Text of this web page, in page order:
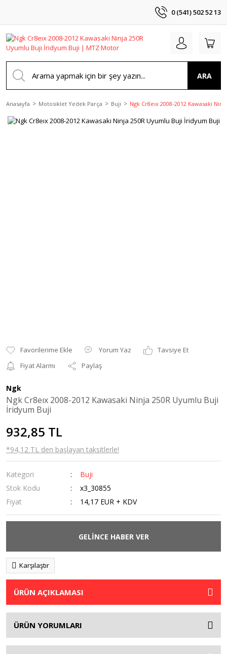
0 (541) 502 52 13
ARA
Anasayfa Motosiklet Yedek Parça Buji Ngk Cr8eıx 2008-2012 Kawasaki
Yorum Yaz
Tavsiye Et
Fiyat Alarmı
Paylaş
Ngk
Ngk Cr8eıx 2008-2012 Kawasaki Ninja 250R Uyumlu Buji
İridyum Buji
932,85 TL
*94,12 TL den başlayan taksitlerle!
Kategori
Buji
Stok Kodu
x3_30855
Fiyat
14,17 EUR + KDV
GELİNCE HABER VER
Karşılaştır
ÜRÜN AÇIKLAMASI
ÜRÜN YORUMLARI